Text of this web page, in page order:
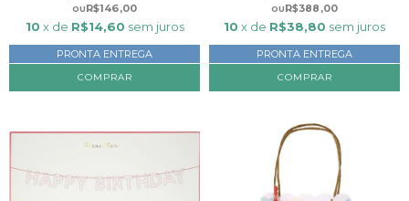
R$146,00
10 x de R$14,60 sem juros
PRONTA ENTREGA
COMPRAR
R$388,00
10 x de R$38,80 sem juros
PRONTA ENTREGA
COMPRAR